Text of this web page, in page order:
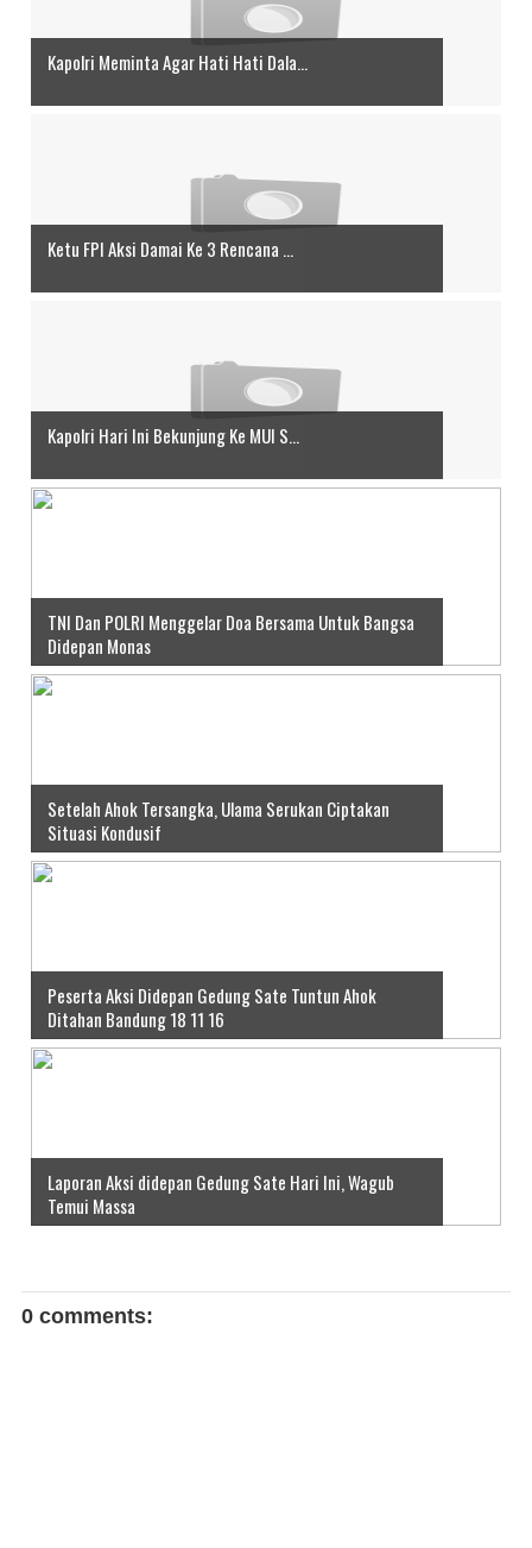
Kapolri Meminta Agar Hati Hati Dala...
Ketu FPI Aksi Damai Ke 3 Rencana ...
Kapolri Hari Ini Bekunjung Ke MUI S...
TNI Dan POLRI Menggelar Doa Bersama Untuk Bangsa
Didepan Monas
Setelah Ahok Tersangka, Ulama Serukan Ciptakan
Situasi Kondusif
Peserta Aksi Didepan Gedung Sate Tuntun Ahok
Ditahan Bandung 18 11 16
Laporan Aksi didepan Gedung Sate Hari Ini, Wagub
Temui Massa
0 comments: